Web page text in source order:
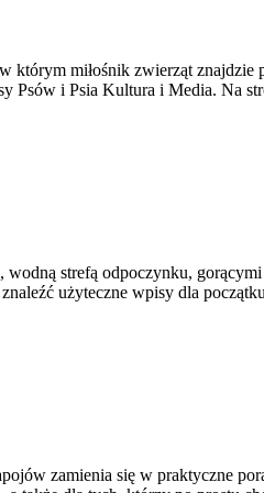
miłośnik zwierząt
Psów i Psia Kultura i Media. Na
strefą odpoczynku,
użyteczne wpisy dla
zamienia się w praktyczne